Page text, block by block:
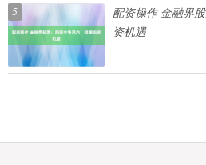
5
配资操作 金融界
资机遇